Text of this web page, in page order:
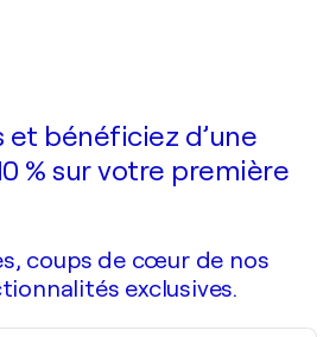
passe commande
et bénéficiez d’une
% sur votre première
coups de cœur de nos
exclusives.